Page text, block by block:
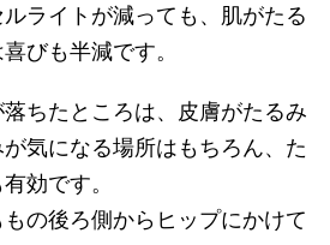
ライトが減っても、肌がたる
びも半減です。
ちたところは、皮膚がたるみ
気になる場所はもちろん、た
効です。
の後ろ側からヒップにかけて